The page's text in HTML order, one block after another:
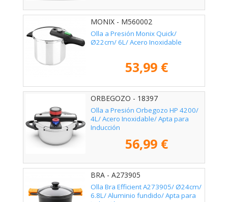
MONIX - M560002
Olla a Presión Monix Quick/
Ø22cm/ 6L/ Acero Inoxidable
53,99 €
ORBEGOZO - 18397
Olla a Presión Orbegozo HP 4200/
4L/ Acero Inoxidable/ Apta para
Inducción
56,99 €
BRA - A273905
Olla Bra Efficient A273905/ Ø24cm/
6.8L/ Aluminio fundido/ Apta para